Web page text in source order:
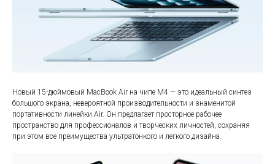
Новый 15-дюймовый MacBook Air на чипе M4 — это идеальный синтез
большого экрана, невероятной производительности и знаменитой
портативности линейки Air. Он предлагает просторное рабочее
пространство для профессионалов и творческих личностей, сохраняя
при этом все преимущества ультратонкого и легкого дизайна.